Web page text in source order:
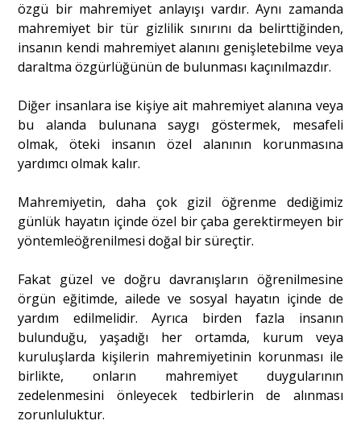
özgü bir mahremiyet anlayışı vardır. Aynı zamanda
mahremiyet bir tür gizlilik sınırını da belirttiğinden,
insanın kendi mahremiyet alanını genişletebilme veya
daraltma özgürlüğünün de bulunması kaçınılmazdır.
Diğer insanlara ise kişiye ait mahremiyet alanına veya
bu alanda bulunana saygı göstermek, mesafeli
olmak, öteki insanın özel alanının korunmasına
yardımcı olmak kalır.
Mahremiyetin, daha çok gizil öğrenme dediğimiz
günlük hayatın içinde özel bir çaba gerektirmeyen bir
yöntemleöğrenilmesi doğal bir süreçtir.
Fakat güzel ve doğru davranışların öğrenilmesine
örgün eğitimde, ailede ve sosyal hayatın içinde de
yardım edilmelidir. Ayrıca birden fazla insanın
bulunduğu, yaşadığı her ortamda, kurum veya
kuruluşlarda kişilerin mahremiyetinin korunması ile
birlikte, onların mahremiyet duygularının
zedelenmesini önleyecek tedbirlerin de alınması
zorunluluktur.